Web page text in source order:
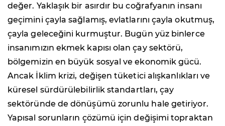
değer. Yaklaşık bir asırdır bu coğrafyanın insanı
geçimini çayla sağlamış, evlatlarını çayla okutmuş,
çayla geleceğini kurmuştur. Bugün yüz binlerce
insanımızın ekmek kapısı olan çay sektörü,
bölgemizin en büyük sosyal ve ekonomik gücü.
Ancak İklim krizi, değişen tüketici alışkanlıkları ve
küresel sürdürülebilirlik standartları, çay
sektöründe de dönüşümü zorunlu hale getiriyor.
Yapısal sorunların çözümü için değişimi topraktan